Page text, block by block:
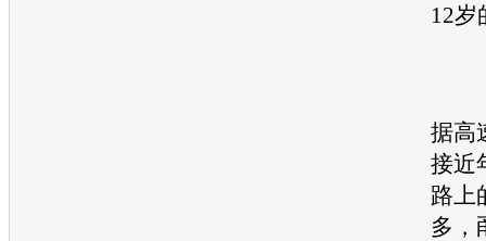
12岁
据高
接近
路上
多，